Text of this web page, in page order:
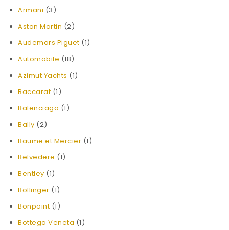
Armani (3)
Aston Martin (2)
Audemars Piguet (1)
Automobile (18)
Azimut Yachts (1)
Baccarat (1)
Balenciaga (1)
Bally (2)
Baume et Mercier (1)
Belvedere (1)
Bentley (1)
Bollinger (1)
Bonpoint (1)
Bottega Veneta (1)